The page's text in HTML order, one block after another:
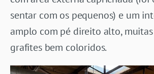
sentar com os pequenos) e um
amplo com pé direito alto,
grafites bem coloridos.